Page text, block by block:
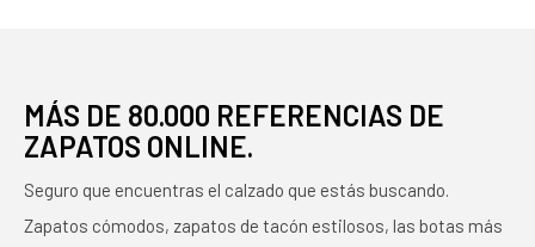
MÁS DE 80.000 REFERENCIAS DE
ZAPATOS ONLINE.
Seguro que encuentras el calzado que estás buscando.
Zapatos cómodos, zapatos de tacón estilosos, las botas más